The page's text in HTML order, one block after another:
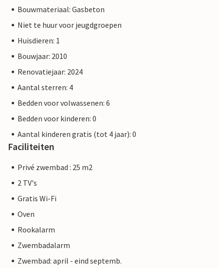
Bouwmateriaal: Gasbeton
Niet te huur voor jeugdgroepen
Huisdieren: 1
Bouwjaar: 2010
Renovatiejaar: 2024
Aantal sterren: 4
Bedden voor volwassenen: 6
Bedden voor kinderen: 0
Aantal kinderen gratis (tot 4 jaar): 0
Faciliteiten
Privé zwembad : 25 m2
2 TV's
Gratis Wi-Fi
Oven
Rookalarm
Zwembadalarm
Zwembad: april - eind septemb.